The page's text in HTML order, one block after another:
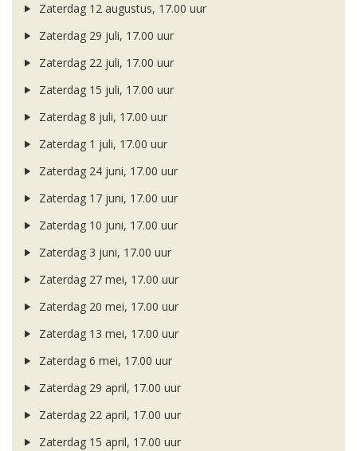
Zaterdag 12 augustus, 17.00 uur
Zaterdag 29 juli, 17.00 uur
Zaterdag 22 juli, 17.00 uur
Zaterdag 15 juli, 17.00 uur
Zaterdag 8 juli, 17.00 uur
Zaterdag 1 juli, 17.00 uur
Zaterdag 24 juni, 17.00 uur
Zaterdag 17 juni, 17.00 uur
Zaterdag 10 juni, 17.00 uur
Zaterdag 3 juni, 17.00 uur
Zaterdag 27 mei, 17.00 uur
Zaterdag 20 mei, 17.00 uur
Zaterdag 13 mei, 17.00 uur
Zaterdag 6 mei, 17.00 uur
Zaterdag 29 april, 17.00 uur
Zaterdag 22 april, 17.00 uur
Zaterdag 15 april, 17.00 uur